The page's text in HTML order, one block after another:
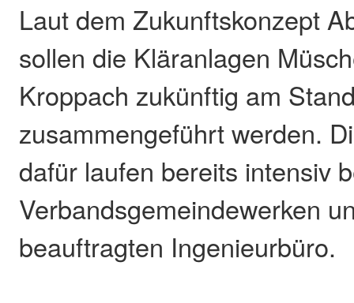
Laut dem Zukunftskonzept
sollen die Kläranlagen
Kroppach zukünftig am
zusammengeführt werden.
dafür laufen bereits intensiv
Verbandsgemeindewerken
beauftragten Ingenieurbüro.